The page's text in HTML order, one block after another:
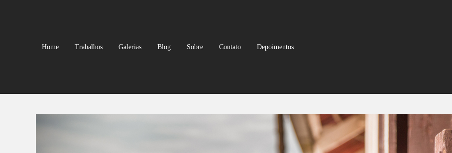
Home Trabalhos Galerias Blog Sobre Contato Depoimentos